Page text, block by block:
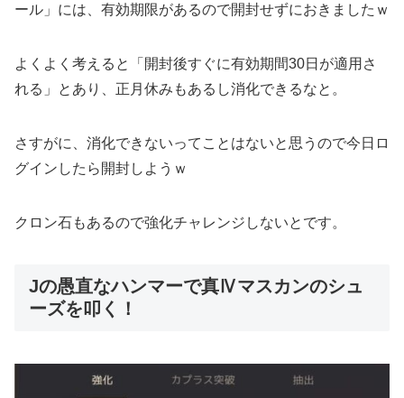
ール」には、有効期限があるので開封せずにおきましたｗ
よくよく考えると「開封後すぐに有効期間30日が適用さ
れる」とあり、正月休みもあるし消化できるなと。
さすがに、消化できないってことはないと思うので今日ロ
グインしたら開封しようｗ
クロン石もあるので強化チャレンジしないとです。
Jの愚直なハンマーで真Ⅳマスカンのシュ
ーズを叩く！